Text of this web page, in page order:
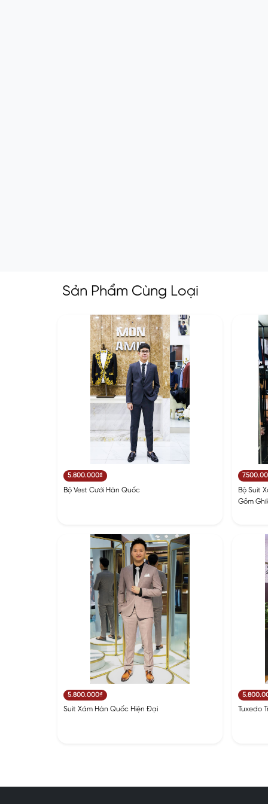
Sản Phẩm Cùng Loại
5.800.000₫
Bộ Vest Cưới Hàn Quốc
Bộ Suit
Gồm
5.800.000₫
Suit Xám Hàn Quốc Hiện Đại Tuxedo